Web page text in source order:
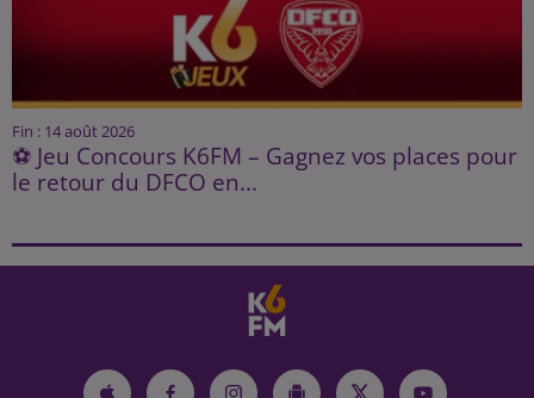
Fin : 14 août 2026
⚽ Jeu Concours K6FM – Gagnez vos places pour
le retour du DFCO en...